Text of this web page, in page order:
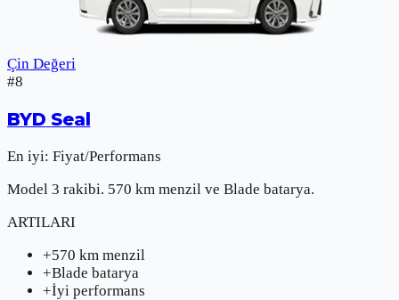
Çin Değeri
#8
BYD Seal
En iyi: Fiyat/Performans
Model 3 rakibi. 570 km menzil ve Blade batarya.
ARTILARI
+570 km menzil
+Blade batarya
+İyi performans